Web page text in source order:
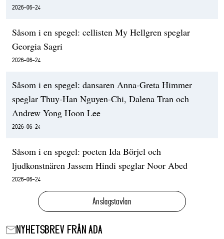
2026-06-24
Såsom i en spegel: cellisten My Hellgren speglar
Georgia Sagri
2026-06-24
Såsom i en spegel: dansaren Anna-Greta Himmer
speglar Thuy-Han Nguyen-Chi, Dalena Tran och
Andrew Yong Hoon Lee
2026-06-24
Såsom i en spegel: poeten Ida Börjel och
ljudkonstnären Jassem Hindi speglar Noor Abed
2026-06-24
Anslagstavlan
NYHETSBREV FRÅN ADA